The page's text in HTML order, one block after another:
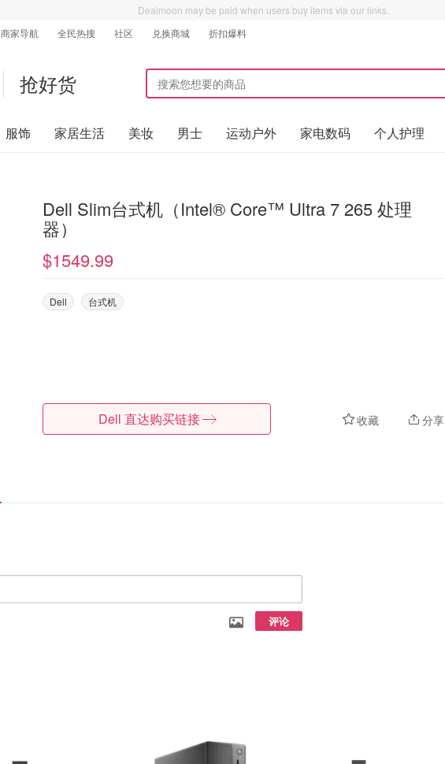
Dealmoon may be paid when users buy items via our links.
商家导航 全民热搜 社区 兑换商城 折扣爆料
抢好货
服饰 家居生活 美妆 男士 运动户外 家电数码 个人护理
Dell Slim台式机（Intel® Core™ Ultra 7 265 处理
器）
$1549.99
Dell 台式机
收藏 分享
Dell 直达购买链接
评论